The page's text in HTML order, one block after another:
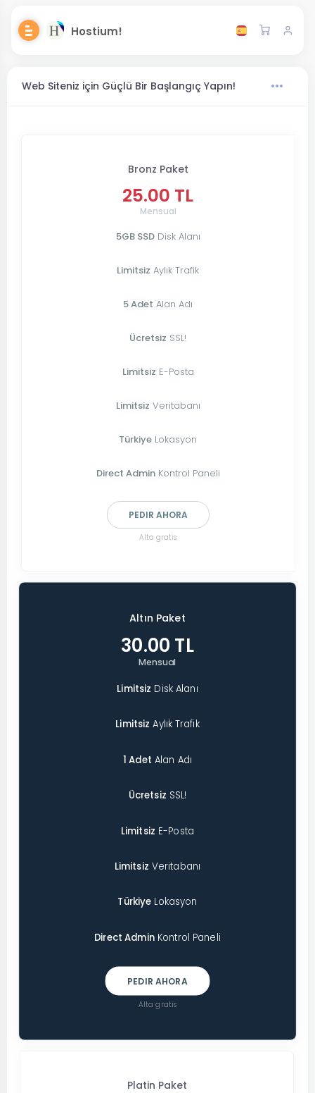
Hostium!
Web Siteniz için Güçlü Bir Başlangıç Yapın!
Bronz Paket
25.00 TL
Mensual
5GB SSDDisk Alanı
Limitsiz Aylık Trafik
5 Adet Alan Adı
Ücretsiz SSL!
Limitsiz E-Posta
Limitsiz Veritabanı
Türkiye Lokasyon
Direct AdminKontrol Paneli
PEDIR AHORA
Alta gratis
Altın Paket
30.00 TL
Mensual
Limitsiz Disk Alanı
Limitsiz Aylık Trafik
1 Adet Alan Adı
Ücretsiz SSL!
Limitsiz E-Posta
Limitsiz Veritabanı
Türkiye Lokasyon
Direct AdminKontrol Paneli
PEDIR AHORA
Alta gratis
Platin Paket